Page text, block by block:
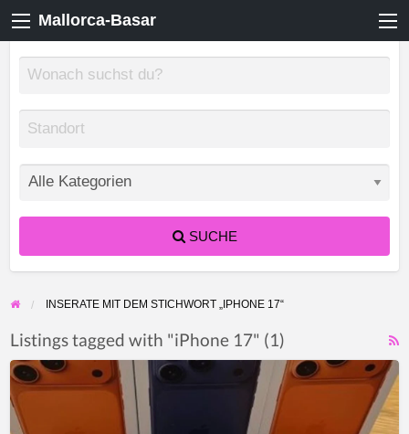
Mallorca-Basar
SUCHE
INSERATE MIT DEM STICHWORT „IPHONE 17“
Listings tagged with "iPhone 17" (1)
Apple
iPhone
17